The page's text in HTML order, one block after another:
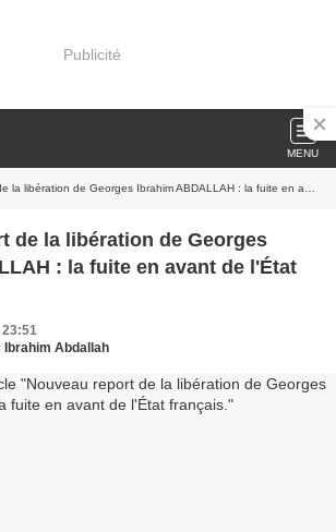
Publicité
MENU
de Georges Ibrahim ABDALLAH : la fuite en avant de l'État français.
de la libération de Georges
: la fuite en avant de l'État
23:51
Ibrahim Abdallah